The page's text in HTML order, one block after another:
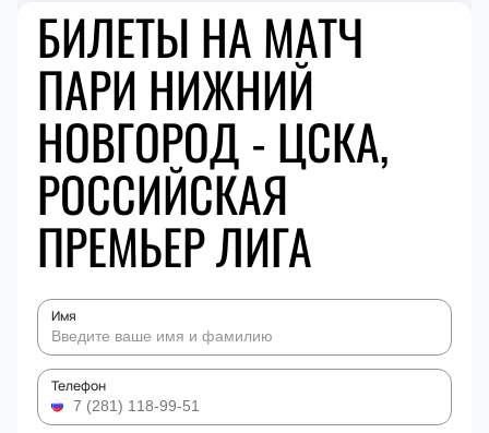
БИЛЕТЫ НА МАТЧ
ПАРИ НИЖНИЙ
НОВГОРОД - ЦСКА,
РОССИЙСКАЯ
ПРЕМЬЕР ЛИГА
Имя
Телефон